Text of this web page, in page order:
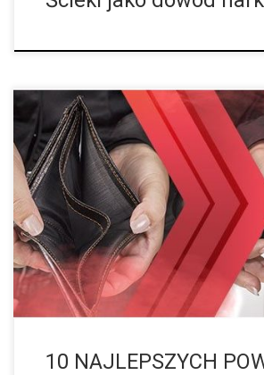
Palenie cannabisu z tytoniem jest bardzo
spożywania tej używki, szczególnie w
Europie. Podczas gdy jednym koneserom
włosy stają dęba na samą myśl o […]
10 NAJLEPSZYCH